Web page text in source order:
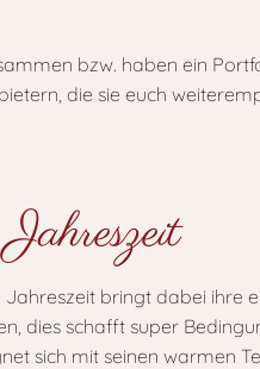
bzw. haben ein
die sie euch
bringt dabei ihre
dies schafft super
sich mit seinen warmen